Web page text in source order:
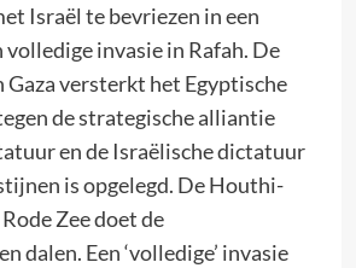
Israël te bevriezen in een
volledige invasie in Rafah. De
Gaza versterkt het Egyptische
de strategische alliantie
en de Israëlische dictatuur
is opgelegd. De Houthi-
Zee doet de
dalen. Een ‘volledige’ invasie